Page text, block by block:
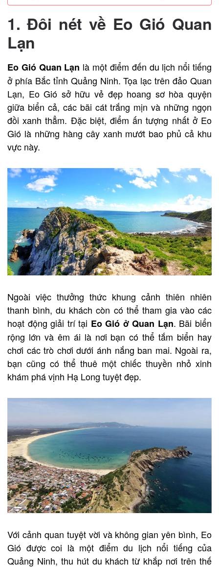
1. Đôi nét về Eo Gió Quan
Lạn
Eo Gió Quan Lạn là một điểm đến du lịch nổi tiếng
ở phía Bắc tỉnh Quảng Ninh. Tọa lạc trên đảo Quan
Lạn, Eo Gió sở hữu vẻ đẹp hoang sơ hòa quyện
giữa biển cả, các bãi cát trắng mịn và những ngọn
đồi xanh thẳm. Đặc biệt, điểm ấn tượng nhất ở Eo
Gió là những hàng cây xanh mướt bao phủ cả khu
vực này.
Ngoài việc thưởng thức khung cảnh thiên nhiên
thanh bình, du khách còn có thể tham gia vào các
hoạt động giải trí tại Eo Gió ở Quan Lạn. Bãi biển
rộng lớn và êm ái là nơi bạn có thể tắm biển hay
chơi các trò chơi dưới ánh nắng ban mai. Ngoài ra,
bạn cũng có thể thuê một chiếc thuyền nhỏ xinh
khám phá vịnh Hạ Long tuyệt đẹp.
Với cảnh quan tuyệt vời và không gian yên bình, Eo
Gió được coi là một điểm du lịch nổi tiếng của
Quảng Ninh, thu hút du khách từ khắp nơi trên thế